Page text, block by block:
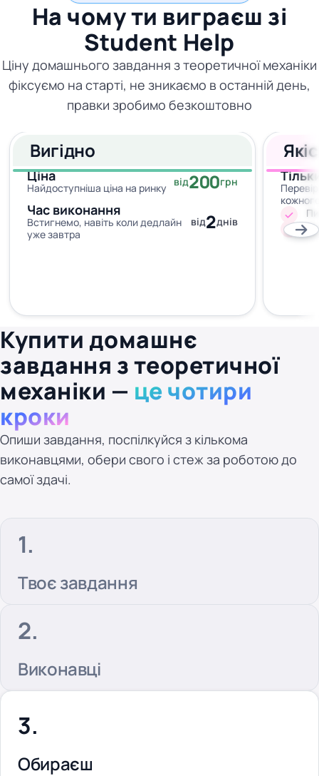
На чому ти виграєш зі
Student Help
Ціну домашнього завдання з теоретичної механіки
фіксуємо на старті, не зникаємо в останній день,
правки зробимо безкоштовно
Вигідно
Ціна
Найдоступніша ціна на ринку від200грн
Час виконання
Встигнемо, навіть коли дедлайн
уже завтра
від2днів
Купити домашнє
завдання з теоретичної
механіки — це чотири
кроки
Опиши завдання, поспілкуйся з кількома
виконавцями, обери свого і стеж за роботою до
самої здачі.
Твоє завдання
Виконавці
Обираєш